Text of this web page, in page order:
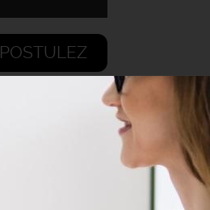
POSTULEZ